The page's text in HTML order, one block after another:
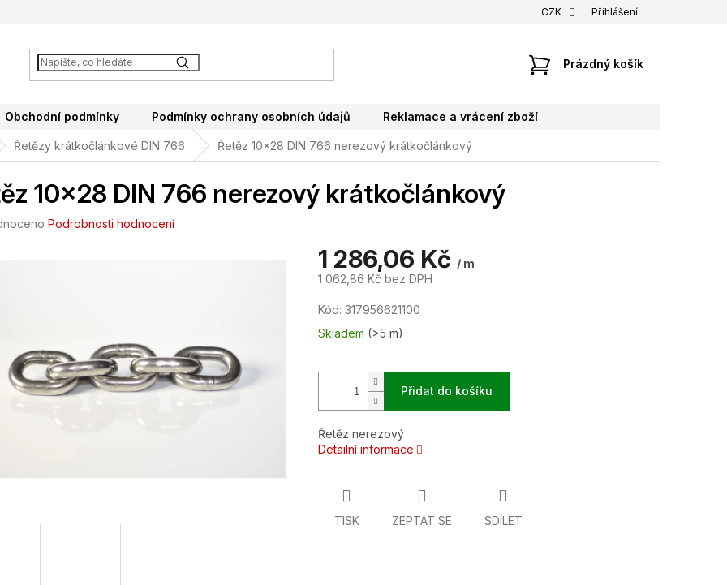
CZK Přihlášení
NÁKUPNÍ
Prázdný košík
Obchodní podmínky Podmínky ochrany osobních údajů Reklamace a vrácení zboží
Řetězy krátkočlánkové DIN 766 Řetěz 10x28 DIN 766 nerezový krátkočlánkový
10x28 DIN 766 nerezový krátkočlánkový
Podrobnosti hodnocení
1 286,06 Kč / m
1 062,86 Kč bez DPH
Měrná
cena:
Kód: 317956621100
Skladem (>5 m)
Přidat do košíku
Řetěz nerezový
Detailní informace
TISK ZEPTAT SE SDÍLET